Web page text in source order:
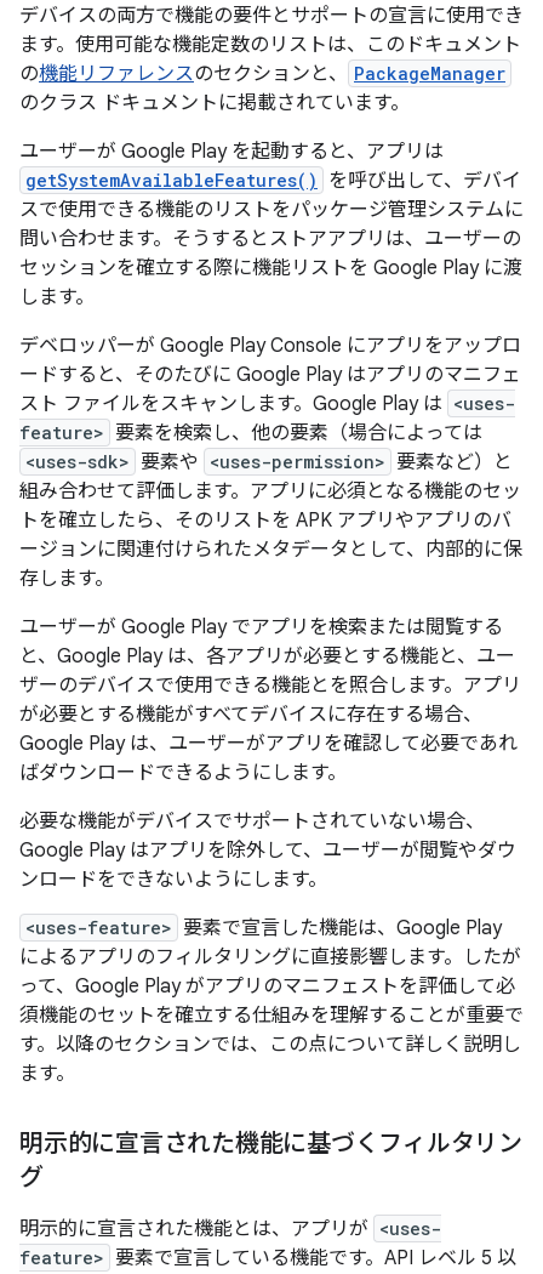
デバイスの両方で機能の要件とサポートの宣言に使用でき
ます。使用可能な機能定数のリストは、このドキュメント
の機能リファレンスのセクションと、 PackageManager
のクラス ドキュメントに掲載されています。
ユーザーが Google Play を起動すると、アプリは
getSystemAvailableFeatures()
を呼び出して、デバイ
スで使用できる機能のリストをパッケージ管理システムに
問い合わせます。そうするとストアアプリは、ユーザーの
セッションを確立する際に機能リストを Google Play に渡
します。
デベロッパーが Google Play Console にアプリをアップロ
ードすると、そのたびに Google Play はアプリのマニフェ
スト ファイルをスキャンします。Google Play は <uses-
feature> 要素を検索し、他の要素（場合によっては
<uses-sdk> 要素や <uses-permission> 要素など）と
組み合わせて評価します。アプリに必須となる機能のセッ
トを確立したら、そのリストを APK アプリやアプリのバ
ージョンに関連付けられたメタデータとして、内部的に保
存します。
ユーザーが Google Play でアプリを検索または閲覧する
と、Google Play は、各アプリが必要とする機能と、ユー
ザーのデバイスで使用できる機能とを照合します。アプリ
が必要とする機能がすべてデバイスに存在する場合、
Google Play は、ユーザーがアプリを確認して必要であれ
ばダウンロードできるようにします。
必要な機能がデバイスでサポートされていない場合、
Google Play はアプリを除外して、ユーザーが閲覧やダウ
ンロードをできないようにします。
<uses-feature> 要素で宣言した機能は、Google Play
によるアプリのフィルタリングに直接影響します。したが
って、Google Play がアプリのマニフェストを評価して必
須機能のセットを確立する仕組みを理解することが重要で
す。以降のセクションでは、この点について詳しく説明し
ます。
明示的に宣言された機能に基づくフィルタリン
グ
明示的に宣言された機能とは、アプリが <uses-
feature> 要素で宣言している機能です。API レベル 5 以